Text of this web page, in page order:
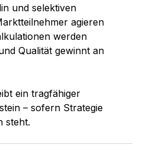
und selektiven
agieren
werden
Qualität gewinnt an
ein tragfähiger
– sofern Strategie
steht.